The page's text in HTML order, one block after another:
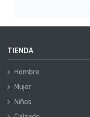
TIENDA
Hombre
Mujer
Niños